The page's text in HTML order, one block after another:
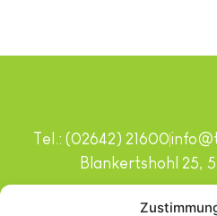
Copyright © 2024. Alle
Tel.: (02642) 21600
Blankertshohl 25,